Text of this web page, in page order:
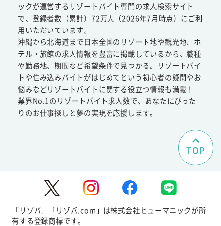
ックが運営するリゾートバイト専門の求人検索サイト
で、登録者数（累計）72万人（2026年7月時点）にご利
用いただいています。
沖縄から北海道まで日本全国のリゾート地や観光地、ホ
テル・旅館の求人情報を豊富に掲載しているから、職種
や勤務地、期間など希望条件で見つかる。リゾートバイ
トや住み込みバイトがはじめてという初心者の疑問やお
悩みなどリゾートバイトに関する役立つ情報も満載！
業界No.1のリゾートバイト求人数で、あなたにぴった
りのお仕事探しと夢の実現を応援します。
TOP
「リゾバ」「リゾバ.com」は株式会社ヒューマニックが所
有する登録商標です。